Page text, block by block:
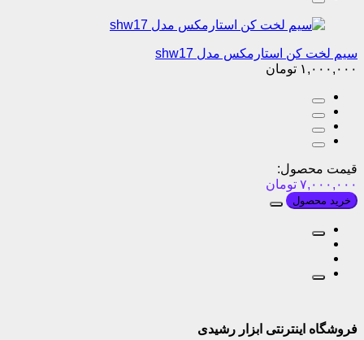
سیم لخت کن استارمکس مدل shw17
۱,۰۰۰,۰۰۰ تومان
قیمت محصول:
۷,۰۰۰,۰۰۰ تومان
خرید محصول
فروشگاه اینترنتی ابزار رشیدی